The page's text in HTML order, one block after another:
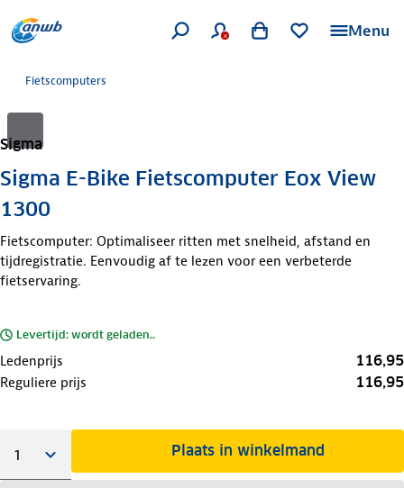
Menu
Fietscomputers
Sigma
Sigma E-Bike Fietscomputer Eox View
1300
Fietscomputer: Optimaliseer ritten met snelheid, afstand en
tijdregistratie. Eenvoudig af te lezen voor een verbeterde
fietservaring.
Levertijd: wordt geladen..
Ledenprijs 116,95
Reguliere prijs 116,95
Plaats in winkelmand